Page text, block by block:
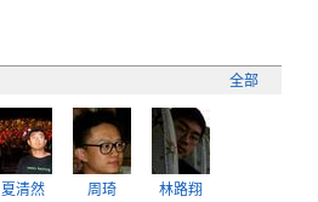
全部
夏清然 周琦 林路翔